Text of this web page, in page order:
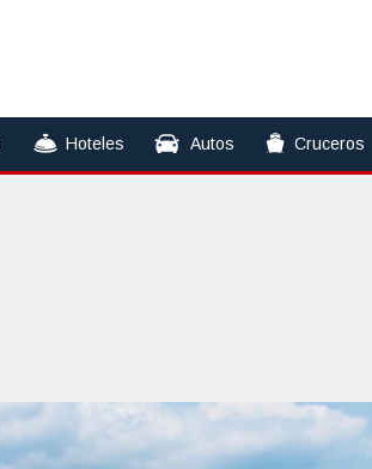
Hoteles Autos Cruceros